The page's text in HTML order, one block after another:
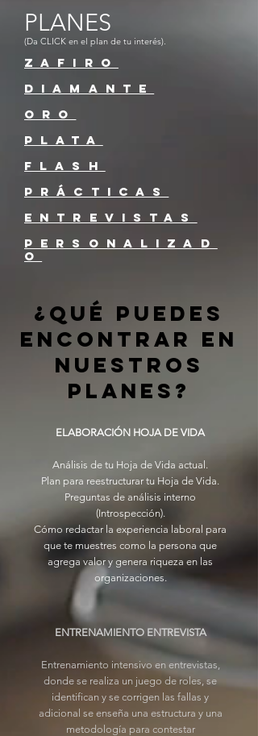
PLANES
(Da CLICK en el plan de tu interés).
ZAFIRo
diamante
oro
plata
Flash
prácticas
entrevistas
personalizad
o
¿QUÉ PUEDES
ENCONTRAR EN
NUESTROS
PLANES?
ELABORACIÓN HOJA DE VIDA
Análisis de tu Hoja de Vida actual.
Plan para reestructurar tu Hoja de Vida.
Preguntas de análisis interno
(Introspección).
Cómo redactar la experiencia laboral para
que te muestres como la persona que
agrega valor y genera riqueza en las
organizaciones.
ENTRENAMIENTO ENTREVISTA
Entrenamiento intensivo en entrevistas,
donde se realiza un juego de roles, se
identifican y se corrigen las fallas y
adicional se enseña una estructura y una
metodología para contestar